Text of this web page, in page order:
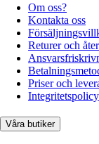
Om oss?
Kontakta oss
Returer och
Priser och
Integritetspolicy
Våra butiker